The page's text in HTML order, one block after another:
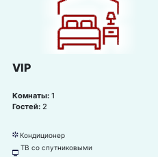
VIP
Комнаты: 1
Гостей: 2
뀸 Кондиционер
넎
ТВ со спутниковыми